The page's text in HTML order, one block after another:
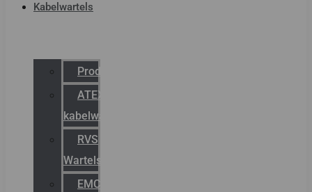
Kabelwartels
Productcatalogus
ATEX
kabelwartels
RVS
Wartels
EMC